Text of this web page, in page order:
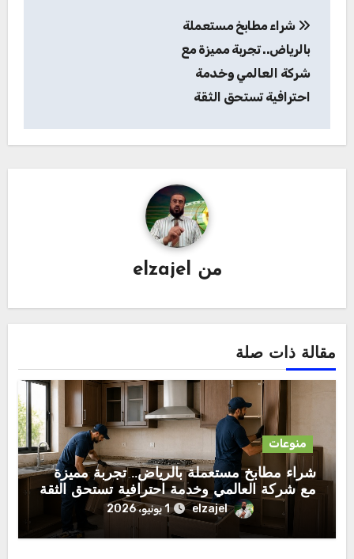
المقالات
شراء مطابخ مستعملة
بالرياض.. تجربة مميزة مع
شركة العالمي وخدمة
احترافية تستحق الثقة
من elzajel
مقالة ذات صلة
منوعات
شراء مطابخ مستعملة بالرياض.. تجربة مميزة
مع شركة العالمي وخدمة احترافية تستحق الثقة
elzajel 1 يونيو، 2026